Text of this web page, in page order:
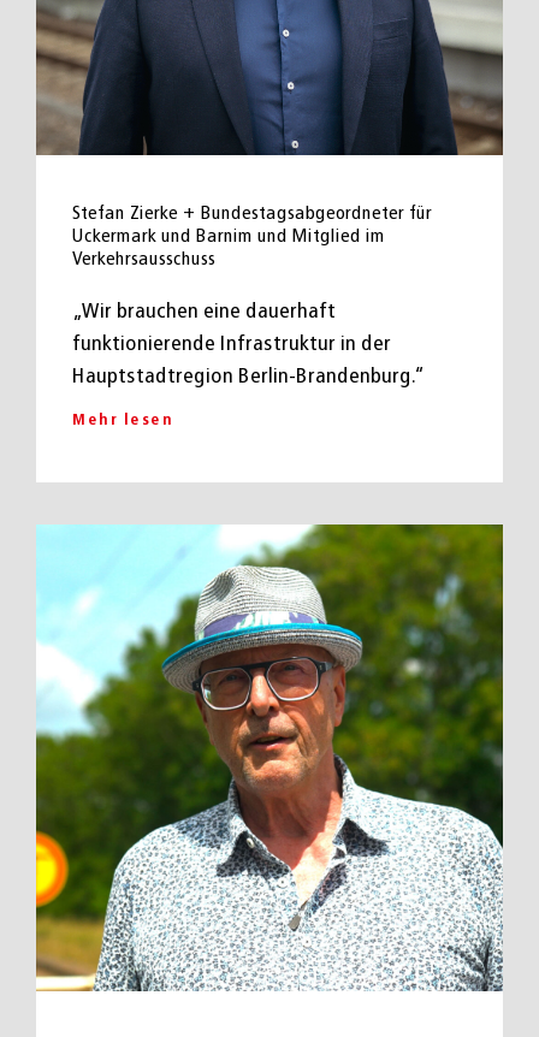
Stefan Zierke + Bundestagsabgeordneter für
Uckermark und Barnim und Mitglied im
Verkehrsausschuss
„Wir brauchen eine dauerhaft
funktionierende Infrastruktur in der
Hauptstadtregion Berlin-Brandenburg.“
Mehr lesen